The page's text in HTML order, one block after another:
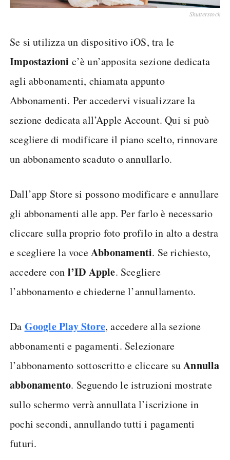
Shutterstock
Se si utilizza un dispositivo iOS, tra le
Impostazioni c’è un’apposita sezione dedicata
agli abbonamenti, chiamata appunto
Abbonamenti. Per accedervi visualizzare la
sezione dedicata all’Apple Account. Qui si può
scegliere di modificare il piano scelto, rinnovare
un abbonamento scaduto o annullarlo.
Dall’app Store si possono modificare e annullare
gli abbonamenti alle app. Per farlo è necessario
cliccare sulla proprio foto profilo in alto a destra
e scegliere la voceAbbonamenti. Se richiesto,
accedere con l’ID Apple. Scegliere
l’abbonamento e chiederne l’annullamento.
Da Google Play Store, accedere alla sezione
abbonamenti e pagamenti. Selezionare
l’abbonamento sottoscritto e cliccare suAnnulla
abbonamento. Seguendo le istruzioni mostrate
sullo schermo verrà annullata l’iscrizione in
pochi secondi, annullando tutti i pagamenti
futuri.